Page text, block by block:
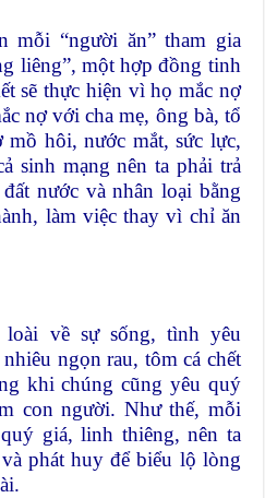
mỗi “người ăn” tham gia
liêng”, một hợp đồng tinh
sẽ thực hiện vì họ mắc nợ
nợ với cha mẹ, ông bà, tổ
mồ hôi, nước mắt, sức lực,
sinh mạng nên ta phải trả
nước và nhân loại bằng
làm việc thay vì chỉ ăn
về sự sống, tình yêu
ngọn rau, tôm cá chết
khi chúng cũng yêu quý
con người. Như thế, mỗi
giá, linh thiêng, nên ta
phát huy để biểu lộ lòng